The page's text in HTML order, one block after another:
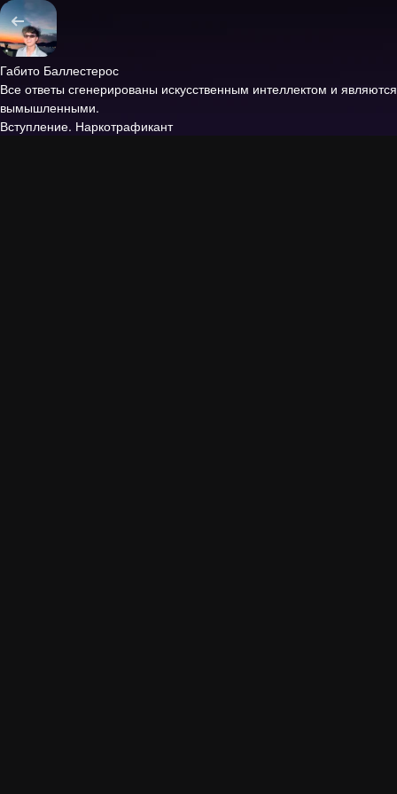
Габито Баллестерос
Все ответы сгенерированы искусственным интеллектом и являются
вымышленными.
Вступление. Наркотрафикант